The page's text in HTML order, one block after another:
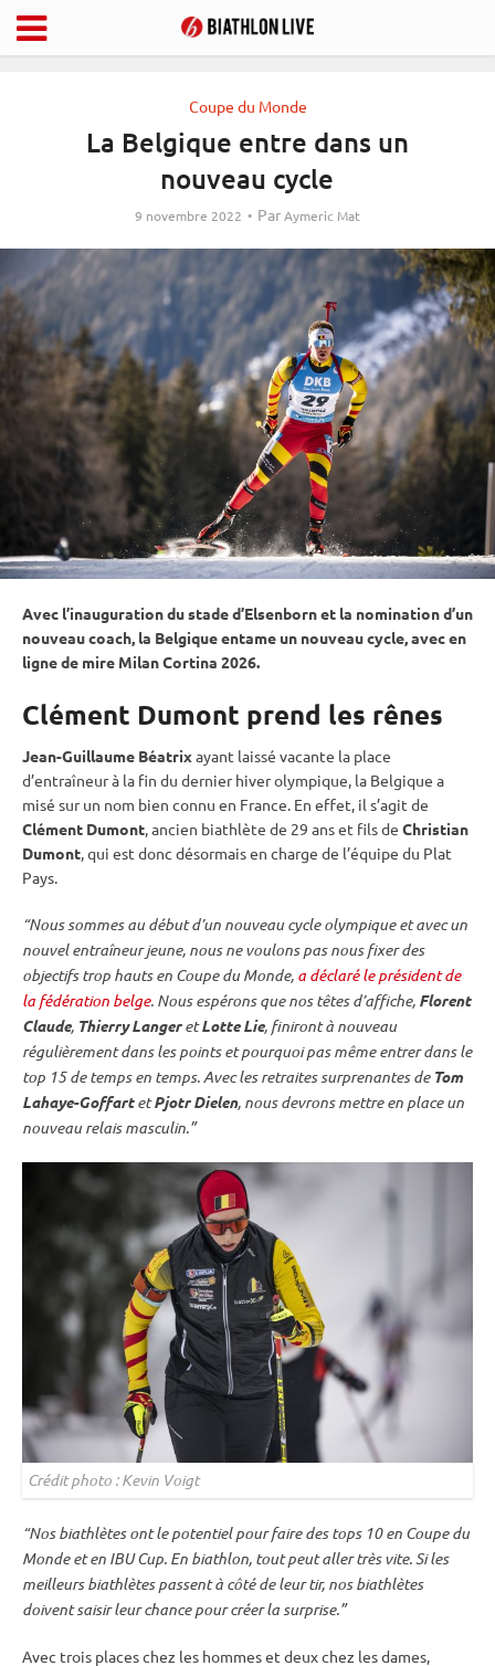
Coupe du Monde
La Belgique entre dans un
nouveau cycle
9 novembre 2022 ParAymeric Mat
Avec l’inauguration du stade d’Elsenborn et la nomination d’un
nouveau coach, la Belgique entame un nouveau cycle, avec en
ligne de mire Milan Cortina 2026.
Clément Dumont prend les rênes
Jean-Guillaume Béatrixayant laissé vacante la place
d’entraîneur à la fin du dernier hiver olympique, la Belgique a
misé sur un nom bien connu en France. En effet, il s’agit de
Clément Dumont, ancien biathlète de 29 ans et fils de Christian
Dumont, qui est donc désormais en charge de l’équipe du Plat
Pays.
“Nous sommes au début d’un nouveau cycle olympique et avec un
nouvel entraîneur jeune, nous ne voulons pas nous fixer des
objectifs trop hauts en Coupe du Monde, a déclaré le président de
la fédération belge. Nous espérons que nos têtes d’affiche, Florent
Claude, Thierry LangeretLotte Lie, finiront à nouveau
régulièrement dans les points et pourquoi pas même entrer dans le
top 15 de temps en temps. Avec les retraites surprenantes de Tom
Lahaye-GoffartetPjotr Dielen, nous devrons mettre en place un
nouveaurelaismasculin.”
Crédit photo : Kevin Voigt
“Nos biathlètes ont le potentiel pour faire des tops 10 en Coupe du
Mondeet en IBUCup. En biathlon, tout peut aller très vite. Si les
meilleurs biathlètes passent à côté de leur tir, nos biathlètes
doivent saisir leur chance pour créer la surprise.”
Avec trois places chez les hommes et deux chez les dames,